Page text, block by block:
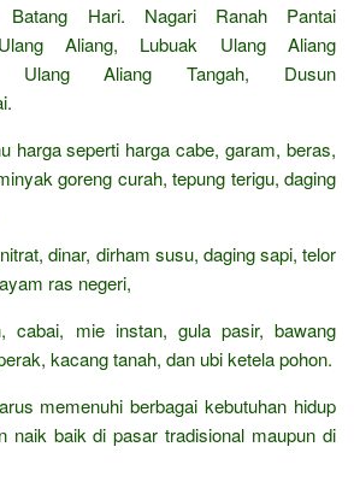
Batang Hari. Nagari Ranah Pantai
Aliang, Lubuak Ulang Aliang
Ulang Aliang Tangah, Dusun
harga seperti harga cabe, garam, beras,
goreng curah, tepung terigu, daging
dinar, dirham susu, daging sapi, telor
ras negeri,
cabai, mie instan, gula pasir, bawang
kacang tanah, dan ubi ketela pohon.
memenuhi berbagai kebutuhan hidup
naik baik di pasar tradisional maupun di